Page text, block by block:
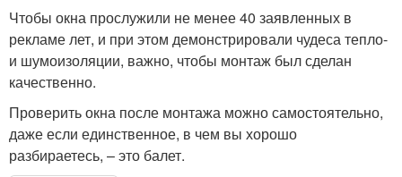
Чтобы окна прослужили не менее 40 заявленных в
рекламе лет, и при этом демонстрировали чудеса тепло-
и шумоизоляции, важно, чтобы монтаж был сделан
качественно.
Проверить окна после монтажа можно самостоятельно,
даже если единственное, в чем вы хорошо
разбираетесь, – это балет.